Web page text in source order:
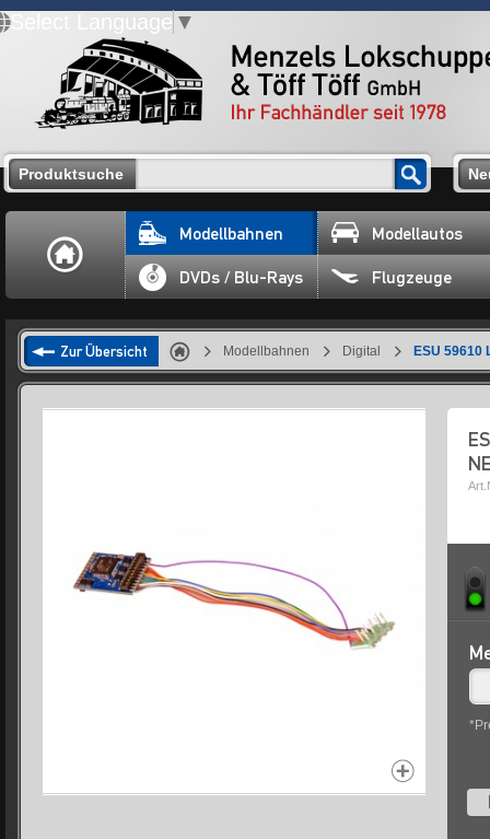
Select Language ▼
Produktsuche
Modellbahnen Modellautos
DVDs / Blu-Rays Flugzeuge
Zur Übersicht Modellbahnen Digital ESU 59610